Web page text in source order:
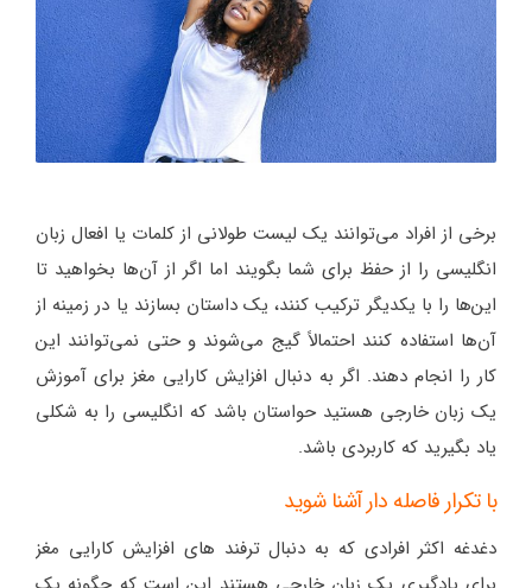
برخی از افراد می‌توانند یک لیست طولانی از کلمات یا افعال زبان
انگلیسی را از حفظ برای شما بگویند اما اگر از آن‌ها بخواهید تا
این‌ها را با یکدیگر ترکیب کنند، یک داستان بسازند یا در زمینه از
آن‌ها استفاده کنند احتمالاً گیج می‌شوند و حتی نمی‌توانند این
کار را انجام دهند. اگر به دنبال افزایش کارایی مغز برای آموزش
یک زبان خارجی هستید حواستان باشد که انگلیسی را به شکلی
یاد بگیرید که کاربردی باشد.
با تکرار فاصله دار آشنا شوید
دغدغه اکثر افرادی که به دنبال ترفند های افزایش کارایی مغز